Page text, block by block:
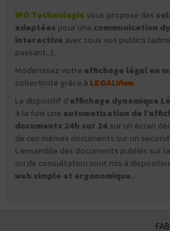
IPO Technologie vous propose des
adaptées pour une communication
interactive avec tous vos publics
passant…).
Modernisez votre affichage légal en
collectivité grâce à LEGALView.
Le dispositif d’affichage dynamique
à la fois une automatisation de
documents 24h sur 24sur un écran
de ces mêmes documents sur un
L’ensemble des documents publiés sur
ou de consultation sont mis à
web simple et ergonomique.